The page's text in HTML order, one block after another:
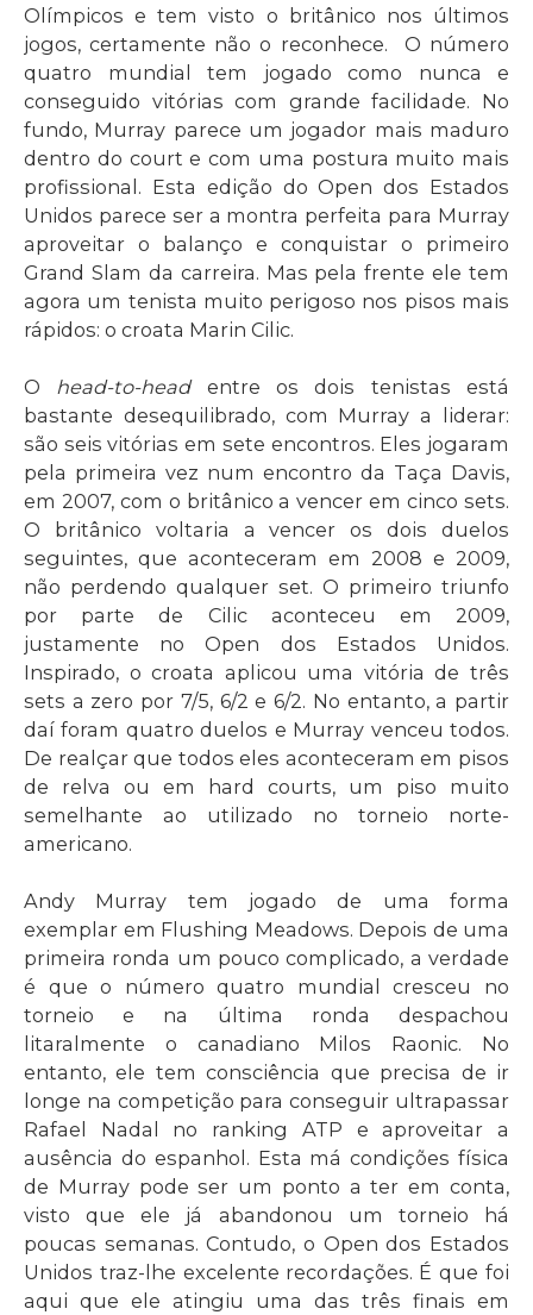
Olímpicos e tem visto o britânico nos últimos
jogos, certamente não o reconhece. O número
quatro mundial tem jogado como nunca e
conseguido vitórias com grande facilidade. No
fundo, Murray parece um jogador mais maduro
dentro do court e com uma postura muito mais
profissional. Esta edição do Open dos Estados
Unidos parece ser a montra perfeita para Murray
aproveitar o balanço e conquistar o primeiro
Grand Slam da carreira. Mas pela frente ele tem
agora um tenista muito perigoso nos pisos mais
rápidos: o croata Marin Cilic.
O head-to-head entre os dois tenistas está
bastante desequilibrado, com Murray a liderar:
são seis vitórias em sete encontros. Eles jogaram
pela primeira vez num encontro da Taça Davis,
em 2007, com o britânico a vencer em cinco sets.
O britânico voltaria a vencer os dois duelos
seguintes, que aconteceram em 2008 e 2009,
não perdendo qualquer set. O primeiro triunfo
por parte de Cilic aconteceu em 2009,
justamente no Open dos Estados Unidos.
Inspirado, o croata aplicou uma vitória de três
sets a zero por 7/5, 6/2 e 6/2. No entanto, a partir
daí foram quatro duelos e Murray venceu todos.
De realçar que todos eles aconteceram em pisos
de relva ou em hard courts, um piso muito
semelhante ao utilizado no torneio norte-
americano.
Andy Murray tem jogado de uma forma
exemplar em Flushing Meadows. Depois de uma
primeira ronda um pouco complicado, a verdade
é que o número quatro mundial cresceu no
torneio e na última ronda despachou
litaralmente o canadiano Milos Raonic. No
entanto, ele tem consciência que precisa de ir
longe na competição para conseguir ultrapassar
Rafael Nadal no ranking ATP e aproveitar a
ausência do espanhol. Esta má condições física
de Murray pode ser um ponto a ter em conta,
visto que ele já abandonou um torneio há
poucas semanas. Contudo, o Open dos Estados
Unidos traz-lhe excelente recordações. É que foi
aqui que ele atingiu uma das três finais em